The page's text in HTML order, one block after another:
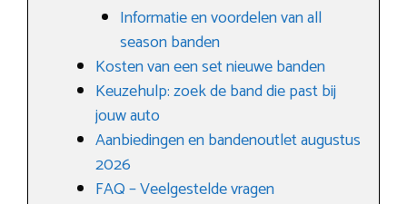
Informatie en voordelen van all
season banden
Kosten van een set nieuwe banden
Keuzehulp: zoek de band die past bij
jouw auto
Aanbiedingen en bandenoutlet augustus
2026
FAQ – Veelgestelde vragen